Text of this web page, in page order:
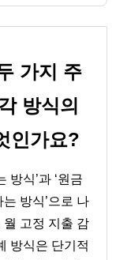
가지 주
방식의
인가요?
방식’과 ‘원금
방식’으로 나
월 고정 지출 감
방식은 단기적